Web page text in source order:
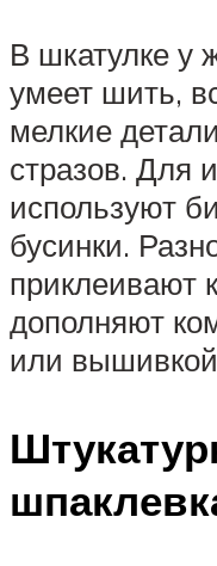
В шкатулке у
умеет шить,
мелкие
стразов. Для
используют
бусинки.
приклеивают
дополняют
или